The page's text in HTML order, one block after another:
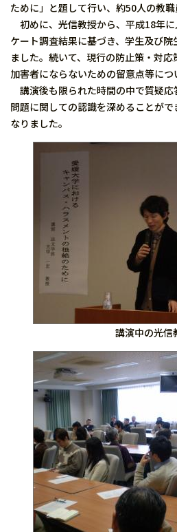
ために」と題して行い、約50人の教職
初めに、光信教授から、平成18年
ケート調査結果に基づき、学生及び
ました。続いて、現行の防止策・対
加害者にならないための留意点等につ
講演後も限られた時間の中で質疑応
問題に関しての認識を深めることが
なりました。
講演中の光信